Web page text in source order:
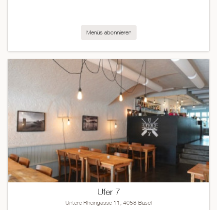
Menüs abonnieren
Ufer 7
Untere Rheingasse 11, 4058 Basel